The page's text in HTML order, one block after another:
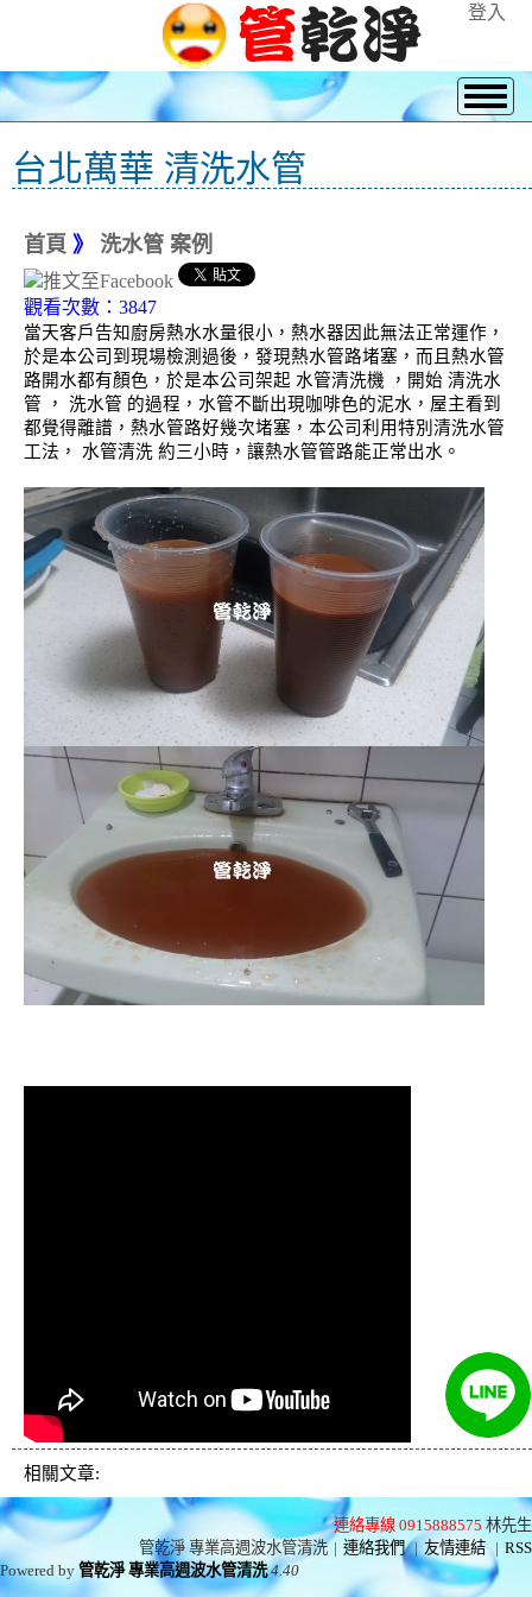
登入
台北萬華 清洗水管
首頁 》 洗水管 案例
觀看次數：3847
當天客戶告知廚房熱水水量很小，熱水器因此無法正常運作，
於是本公司到現場檢測過後，發現熱水管路堵塞，而且熱水管
路開水都有顏色，於是本公司架起 水管清洗機 ，開始 清洗水
管 ， 洗水管 的過程，水管不斷出現咖啡色的泥水，屋主看到
都覺得離譜，熱水管路好幾次堵塞，本公司利用特別清洗水管
工法， 水管清洗 約三小時，讓熱水管管路能正常出水。
相關文章:
連絡專線 0915888575 林先生
管乾淨 專業高週波水管清洗 | 連絡我們 | 友情連結 | RSS
Powered by管乾淨 專業高週波水管清洗 4.40